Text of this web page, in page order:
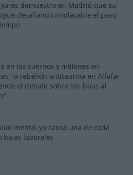
demuestra en Madrid que su
desafiando implacable el paso
en los cuernos y millones en
la rebelión antitaurina en Alfafar
el debate sobre los 'bous al
mental ya causa una de cada
bajas laborales